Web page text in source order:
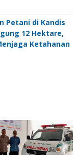
Petani di Kandis
12 Hektare,
Ketahanan